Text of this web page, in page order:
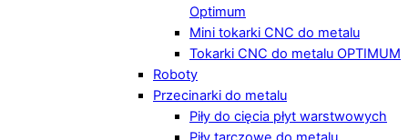
Optimum
Mini tokarki CNC do metalu
Tokarki CNC do metalu OPTIMUM
Roboty
Przecinarki do metalu
Piły do cięcia płyt warstwowych